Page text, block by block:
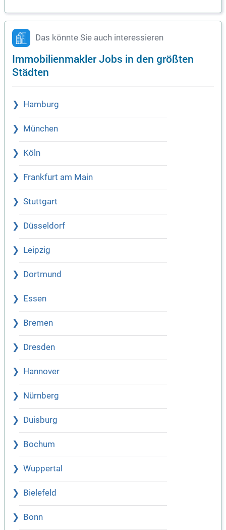
Das könnte Sie auch interessieren
Immobilienmakler Jobs in den größten
Städten
Hamburg
München
Köln
Frankfurt am Main
Stuttgart
Düsseldorf
Leipzig
Dortmund
Essen
Bremen
Dresden
Hannover
Nürnberg
Duisburg
Bochum
Wuppertal
Bielefeld
Bonn